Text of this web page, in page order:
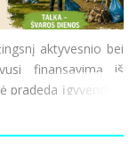
aktyvesnio bei
finansavimą iš
įgyvendinti
Ši